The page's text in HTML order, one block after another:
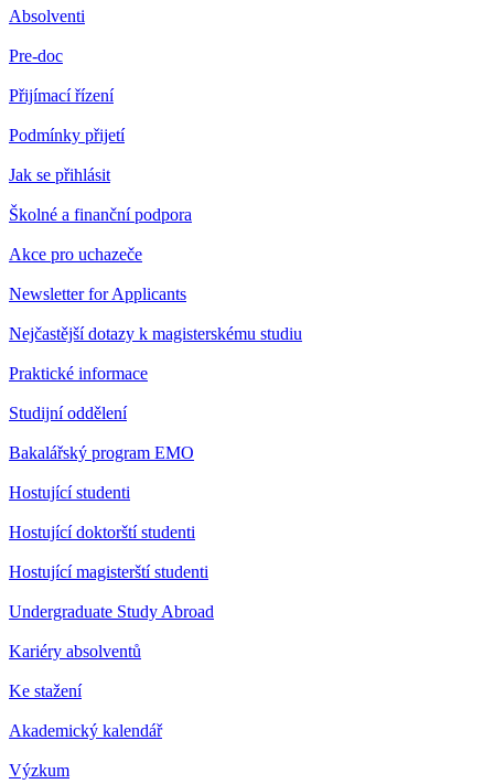
Absolventi
Pre-doc
Přijímací řízení
Podmínky přijetí
Jak se přihlásit
Školné a finanční podpora
Akce pro uchazeče
Newsletter for Applicants
Nejčastější dotazy k magisterskému studiu
Praktické informace
Studijní oddělení
Bakalářský program EMO
Hostující studenti
Hostující doktorští studenti
Hostující magisterští studenti
Undergraduate Study Abroad
Kariéry absolventů
Ke stažení
Akademický kalendář
Výzkum